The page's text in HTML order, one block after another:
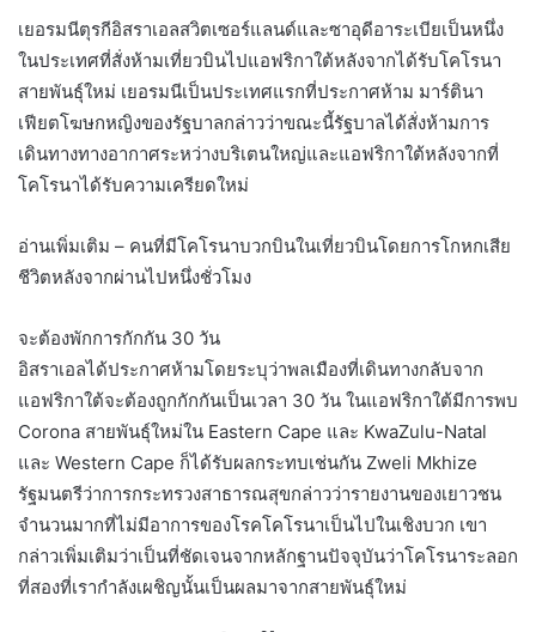
เยอรมนีตุรกีอิสราเอลสวิตเซอร์แลนด์และซาอุดีอาระเบียเป็นหนึ่ง
ในประเทศที่สั่งห้ามเที่ยวบินไปแอฟริกาใต้หลังจากได้รับโคโรนา
สายพันธุ์ใหม่ เยอรมนีเป็นประเทศแรกที่ประกาศห้าม มาร์ตินา
เฟียตโฆษกหญิงของรัฐบาลกล่าวว่าขณะนี้รัฐบาลได้สั่งห้ามการ
เดินทางทางอากาศระหว่างบริเตนใหญ่และแอฟริกาใต้หลังจากที่
โคโรนาได้รับความเครียดใหม่
อ่านเพิ่มเติม – คนที่มีโคโรนาบวกบินในเที่ยวบินโดยการโกหกเสีย
ชีวิตหลังจากผ่านไปหนึ่งชั่วโมง
จะต้องพักการกักกัน 30 วัน
อิสราเอลได้ประกาศห้ามโดยระบุว่าพลเมืองที่เดินทางกลับจาก
แอฟริกาใต้จะต้องถูกกักกันเป็นเวลา 30 วัน ในแอฟริกาใต้มีการพบ
Corona สายพันธุ์ใหม่ใน Eastern Cape และ KwaZulu-Natal
และ Western Cape ก็ได้รับผลกระทบเช่นกัน Zweli Mkhize
รัฐมนตรีว่าการกระทรวงสาธารณสุขกล่าวว่ารายงานของเยาวชน
จำนวนมากที่ไม่มีอาการของโรคโคโรนาเป็นไปในเชิงบวก เขา
กล่าวเพิ่มเติมว่าเป็นที่ชัดเจนจากหลักฐานปัจจุบันว่าโคโรนาระลอก
ที่สองที่เรากำลังเผชิญนั้นเป็นผลมาจากสายพันธุ์ใหม่